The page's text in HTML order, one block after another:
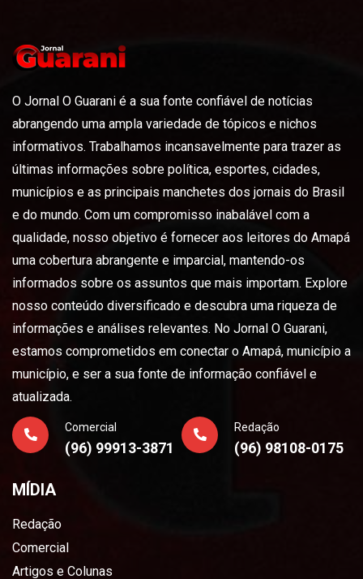
O Jornal O Guarani é a sua fonte confiável de notícias
abrangendo uma ampla variedade de tópicos e nichos
informativos. Trabalhamos incansavelmente para trazer as
últimas informações sobre política, esportes, cidades,
municípios e as principais manchetes dos jornais do Brasil
e do mundo. Com um compromisso inabalável com a
qualidade, nosso objetivo é fornecer aos leitores do Amapá
uma cobertura abrangente e imparcial, mantendo-os
informados sobre os assuntos que mais importam. Explore
nosso conteúdo diversificado e descubra uma riqueza de
informações e análises relevantes. No Jornal O Guarani,
estamos comprometidos em conectar o Amapá, município a
município, e ser a sua fonte de informação confiável e
atualizada.
Comercial
(96) 99913-3871
Redação
(96) 98108-0175
MÍDIA
Redação
Comercial
Artigos e Colunas